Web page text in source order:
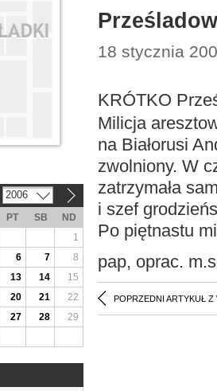
18 stycznia
KRÓTKO
Milicja
na Białorusi
zwolniony. W
zatrzymała
i szef
Po piętnastu
pap, oprac.
POPRZEDNI ARTYKUŁ Z
2006
PT SB
ND
1
6 7
8
13 14
15
20 21
22
27 28
29